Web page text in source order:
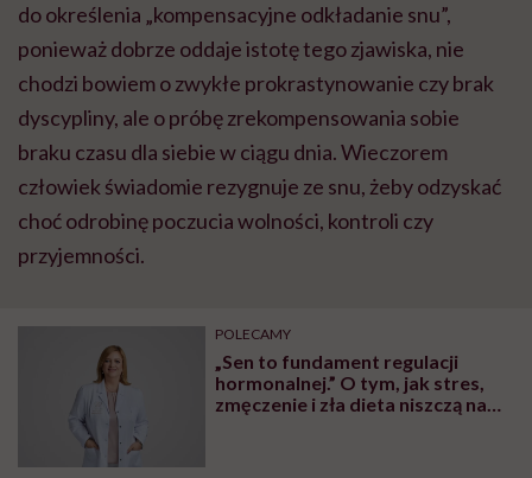
do określenia „kompensacyjne odkładanie snu”,
ponieważ dobrze oddaje istotę tego zjawiska, nie
chodzi bowiem o zwykłe prokrastynowanie czy brak
dyscypliny, ale o próbę zrekompensowania sobie
braku czasu dla siebie w ciągu dnia. Wieczorem
człowiek świadomie rezygnuje ze snu, żeby odzyskać
choć odrobinę poczucia wolności, kontroli czy
przyjemności.
POLECAMY
„Sen to fundament regulacji
hormonalnej.” O tym, jak stres,
zmęczenie i zła dieta niszczą nam